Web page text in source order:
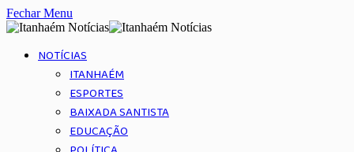
Fechar Menu
NOTÍCIAS
ITANHAÉM
ESPORTES
BAIXADA SANTISTA
EDUCAÇÃO